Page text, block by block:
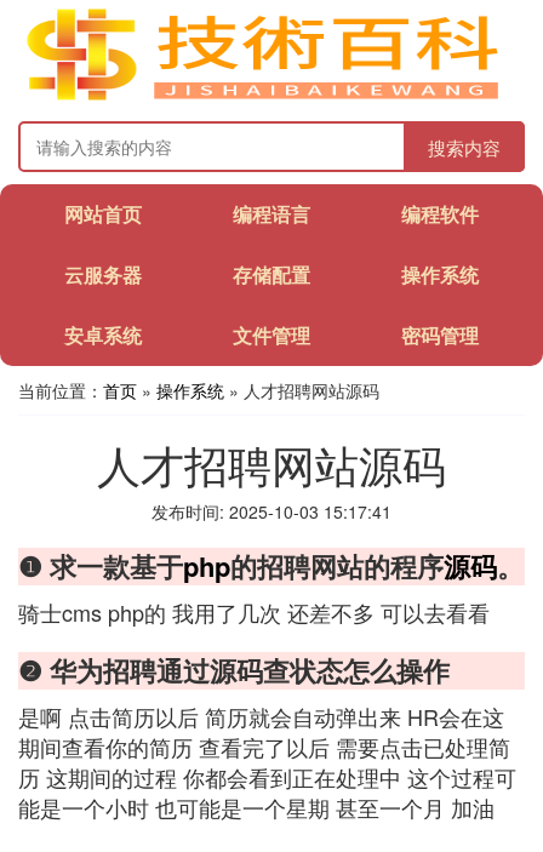
搜索内容
网站首页 编程语言 编程软件
云服务器 存储配置 操作系统
安卓系统 文件管理 密码管理
当前位置： 首页 » 操作系统 » 人才招聘网站源码
人才招聘网站源码
发布时间: 2025-10-03 15:17:41
❶ 求一款基于php的招聘网站的程序源码。
骑士cms php的 我用了几次 还差不多 可以去看看
❷ 华为招聘通过源码查状态怎么操作
是啊 点击简历以后 简历就会自动弹出来 HR会在这
期间查看你的简历 查看完了以后 需要点击已处理简
历 这期间的过程 你都会看到正在处理中 这个过程可
能是一个小时 也可能是一个星期 甚至一个月 加油